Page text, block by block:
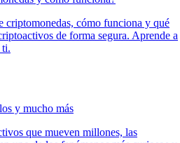
criptomonedas, cómo funciona y qué
de forma segura. Aprende a
ti.
y mucho más
que mueven millones, las